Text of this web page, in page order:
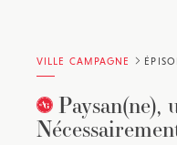
VILLE CAMPAGNE
Paysan(ne),